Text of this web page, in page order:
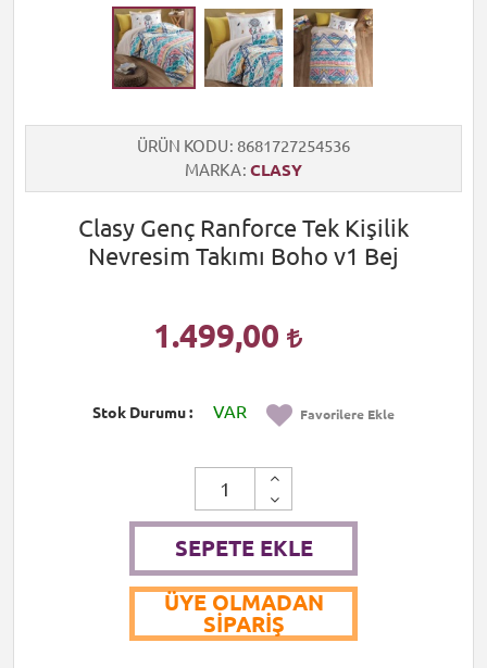
ÜRÜN KODU 8681727254536
MARKA CLASY
Clasy Genç Ranforce Tek Kişilik
Nevresim Takımı Boho v1 Bej
1.499,00
Stok Durumu VAR Favorilere Ekle
SEPETE EKLE
ÜYE OLMADAN
SIPARIŞ